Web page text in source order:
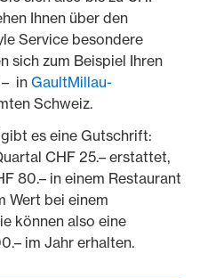
Ihnen über den
Service besondere
sich zum Beispiel Ihren
– in GaultMillau-
Schweiz.
gibt es eine Gutschrift:
CHF 25.– erstattet,
80.– in einem Restaurant
Wert bei einem
können also eine
im Jahr erhalten.